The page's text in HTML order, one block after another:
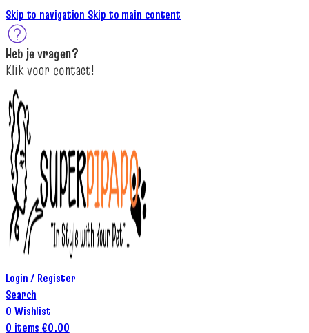
Skip to navigation Skip to main content
Heb jevragen?
Klikvoor contact!
Login / Register
Search
0 Wishlist
0 items €0.00